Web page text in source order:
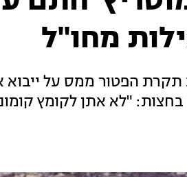
מחו"ל
בחצות: "לא אתן לקומץ